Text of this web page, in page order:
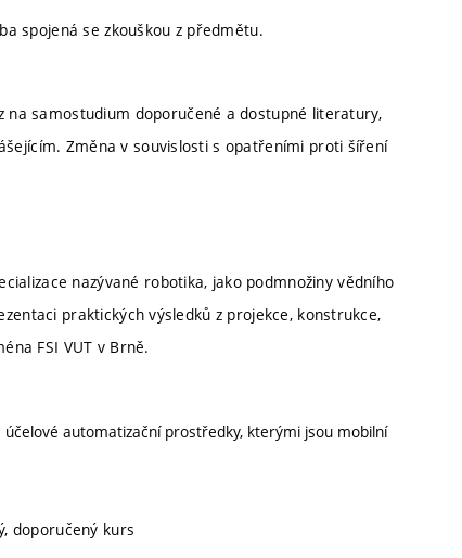
spojená se zkouškou z předmětu.
na samostudium doporučené a dostupné literatury,
Změna v souvislosti s opatřeními proti šíření
nazývané robotika, jako podmnožiny vědního
praktických výsledků z projekce, konstrukce,
FSI VUT v Brně.
automatizační prostředky, kterými jsou mobilní
doporučený kurs